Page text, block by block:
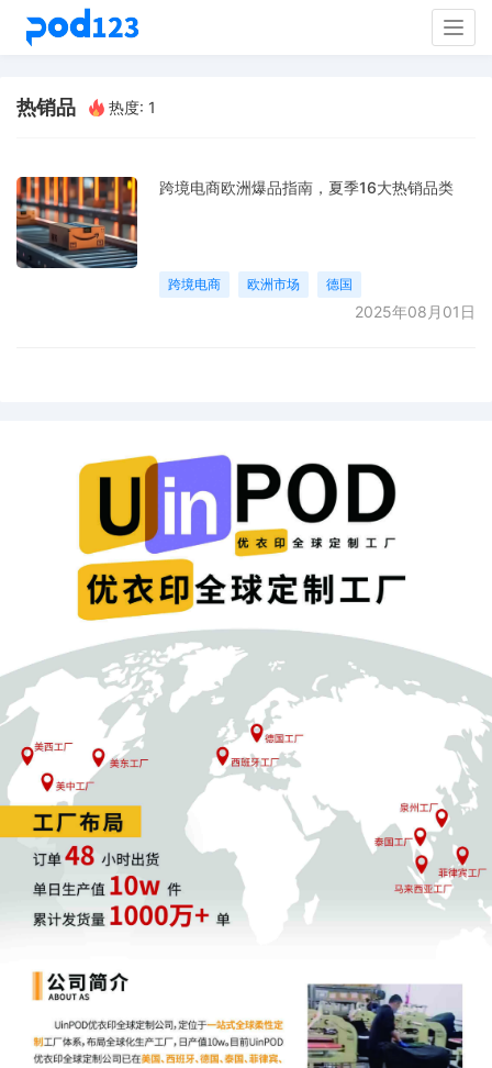
热销品 热度: 1
跨境电商欧洲爆品指南，夏季16大热销品类
跨境电商 欧洲市场 德国
2025年08月01日